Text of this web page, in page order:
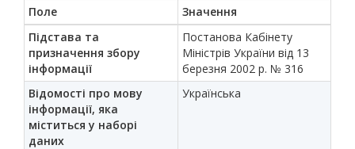
Поле
Значення
Підстава та
призначення збору
інформації
Постанова Кабінету
Міністрів України від 13
березня 2002 р. № 316
Відомості про мову
інформації, яка
міститься у наборі
даних
Українська